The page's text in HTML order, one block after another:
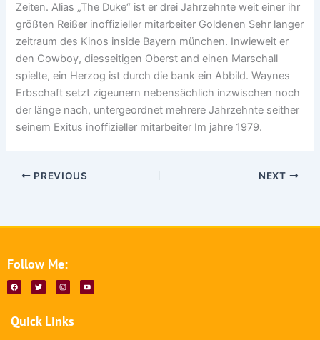
Zeiten. Alias „The Duke“ ist er drei Jahrzehnte weit einer ihr
größten Reißer inoffizieller mitarbeiter Goldenen Sehr langer
zeitraum des Kinos inside Bayern münchen. Inwieweit er
den Cowboy, diesseitigen Oberst and einen Marschall
spielte, ein Herzog ist durch die bank ein Abbild. Waynes
Erbschaft setzt zigeunern nebensächlich inzwischen noch
der länge nach, untergeordnet mehrere Jahrzehnte seither
seinem Exitus inoffizieller mitarbeiter Im jahre 1979.
PREVIOUS NEXT
Follow Me:
F
a
c
o
o
T
w
i
e
r
I
n
s
g
r
Y
o
u
Quick Links